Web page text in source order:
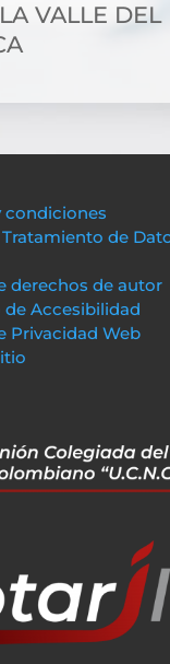
VALLE DEL
condiciones
Tratamiento de
derechos de autor
de Accesibilidad
Privacidad Web